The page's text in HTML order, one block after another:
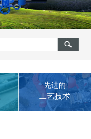
先进的
工艺技术